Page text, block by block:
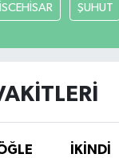
İSCEHİSAR ŞUHUT
İKINDI